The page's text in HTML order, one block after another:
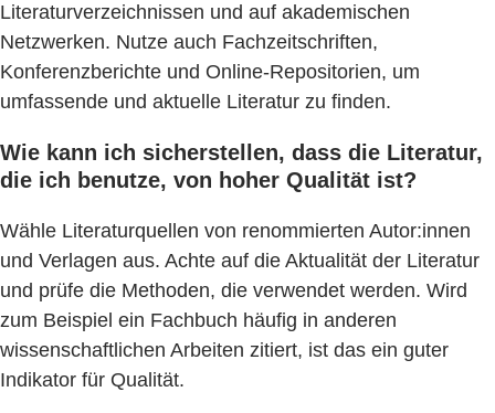
Literaturverzeichnissen und auf akademischen
Netzwerken. Nutze auch Fachzeitschriften,
Konferenzberichte und Online-Repositorien, um
umfassende und aktuelle Literatur zu finden.
Wie kann ich sicherstellen, dass die Literatur,
die ich benutze, von hoher Qualität ist?
Wähle Literaturquellen von renommierten Autor:innen
und Verlagen aus. Achte auf die Aktualität der Literatur
und prüfe die Methoden, die verwendet werden. Wird
zum Beispiel ein Fachbuch häufig in anderen
wissenschaftlichen Arbeiten zitiert, ist das ein guter
Indikator für Qualität.